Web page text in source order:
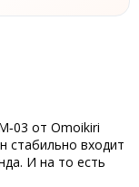
от Omoikiri
стабильно входит
И на то есть